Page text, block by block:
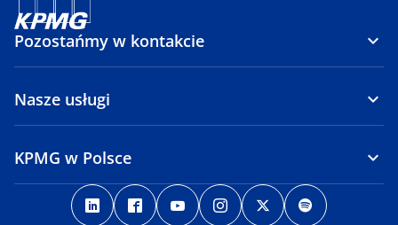
Pozostańmy w kontakcie
Nasze usługi
KPMG w Polsce
o
p
o
p
o
p
o
p
o
p
p